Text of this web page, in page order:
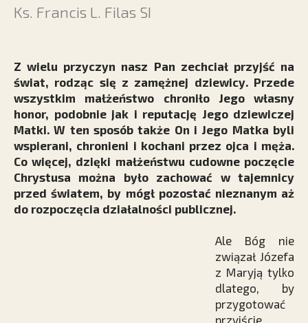
Ks. Francis L. Filas SI
Z wielu przyczyn nasz Pan zechciał przyjść na
świat, rodząc się z zamężnej dziewicy. Przede
wszystkim małżeństwo chroniło Jego własny
honor, podobnie jak i reputację Jego dziewiczej
Matki. W ten sposób także On i Jego Matka byli
wspierani, chronieni i kochani przez ojca i męża.
Co więcej, dzięki małżeństwu cudowne poczęcie
Chrystusa można było zachować w tajemnicy
przed światem, by mógł pozostać nieznanym aż
do rozpoczęcia działalności publicznej.
Ale Bóg nie
związał Józefa
z Maryją tylko
dlatego, by
przygotować
przyjście